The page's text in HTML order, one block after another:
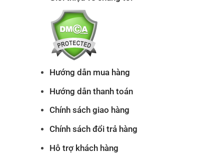
Hướng dẫn mua hàng
Hướng dẫn thanh toán
Chính sách giao hàng
Chính sách đổi trả hàng
Hỗ trợ khách hàng